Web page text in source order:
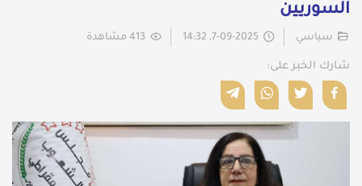
مفاعلات نووية
ضبط شحنة أدوية مخدرة في عجلة سورية بمنفذ الوليد
العراقي
السوريين
سياسي
شارك الخبر على: